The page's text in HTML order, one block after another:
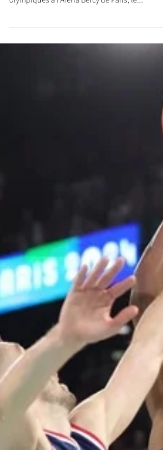
Les États-Unis se sont imposés face à la France
olympiques à l’Arena Bercy de Paris, le...